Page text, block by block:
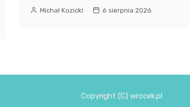
Michał Kozicki 6 sierpnia 2026
Copyright (C) wrocek.pl